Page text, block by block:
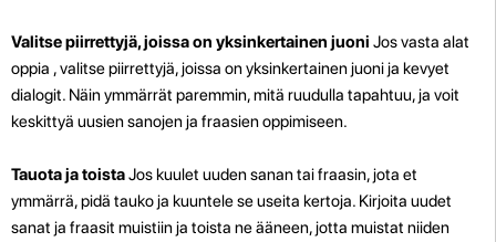
Valitse piirrettyjä, joissa on yksinkertainen juoni Jos vasta alat
oppia , valitse piirrettyjä, joissa on yksinkertainen juoni ja kevyet
dialogit. Näin ymmärrät paremmin, mitä ruudulla tapahtuu, ja voit
keskittyä uusien sanojen ja fraasien oppimiseen.
Tauota ja toistaJos kuulet uuden sanan tai fraasin, jota et
ymmärrä, pidä tauko ja kuuntele se useita kertoja. Kirjoita uudet
sanat ja fraasit muistiin ja toista ne ääneen, jotta muistat niiden